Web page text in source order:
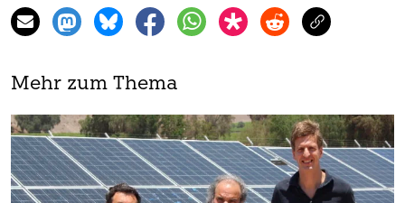
Mehr zum Thema